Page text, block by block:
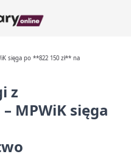
sięga po **822 150 zł** na
z
MPWiK sięga